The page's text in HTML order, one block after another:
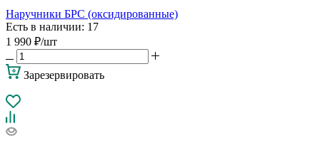
Наручники БРС (оксидированные)
Есть в наличии: 17
1 990 ₽/шт
Зарезервировать